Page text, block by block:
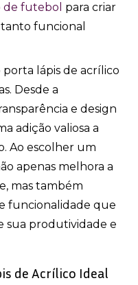
de futebol para criar
funcional
porta lápis de acrílico
Desde a
e design
adição valiosa a
Ao escolher um
apenas melhora a
mas também
funcionalidade que
sua produtividade e
de Acrílico Ideal